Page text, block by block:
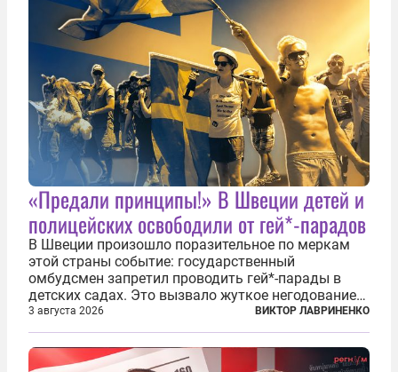
«Предали принципы!» В Швеции детей и
полицейских освободили от гей*-парадов
В Швеции произошло поразительное по меркам
этой страны событие: государственный
омбудсмен запретил проводить гей*-парады в
детских садах. Это вызвало жуткое негодование
шведских геев*, убежденных, что это их
священное право — промывать детям мозги своей
пропагандой. Однако местное ЛГБТ*-
сообщество...
3 августа 2026 ВИКТОР ЛАВРИНЕНКО